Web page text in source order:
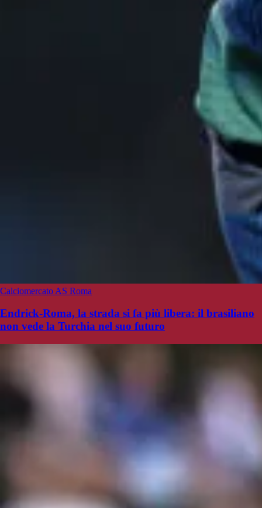
Calciomercato AS Roma
Endrick-Roma, la strada si fa più libera: il brasiliano
non vede la Turchia nel suo futuro